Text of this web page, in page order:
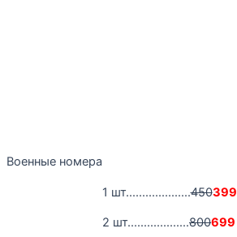
Военные номера
1 шт....................450399
2 шт...................800699